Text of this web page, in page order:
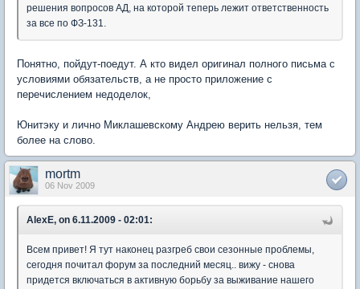
решения вопросов АД, на которой теперь лежит ответственность
за все по ФЗ-131.
Понятно, пойдут-поедут. А кто видел оригинал полного письма с
условиями обязательств, а не просто приложение с
перечислением недоделок,
Юнитэку и лично Миклашевскому Андрею верить нельзя, тем
более на слово.
mortm
06 Nov 2009
AlexE, on 6.11.2009 - 02:01:
Всем привет! Я тут наконец разгреб свои сезонные проблемы,
сегодня почитал форум за последний месяц.. вижу - снова
придется включаться в активную борьбу за выживание нашего